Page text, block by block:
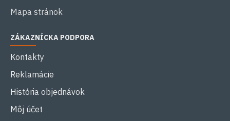
Mapa stránok
ZÁKAZNÍCKA PODPORA
Kontakty
Reklamácie
História objednávok
Môj účet